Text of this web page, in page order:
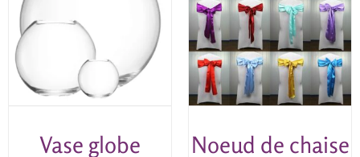
Vase globe
Noeud de chaise